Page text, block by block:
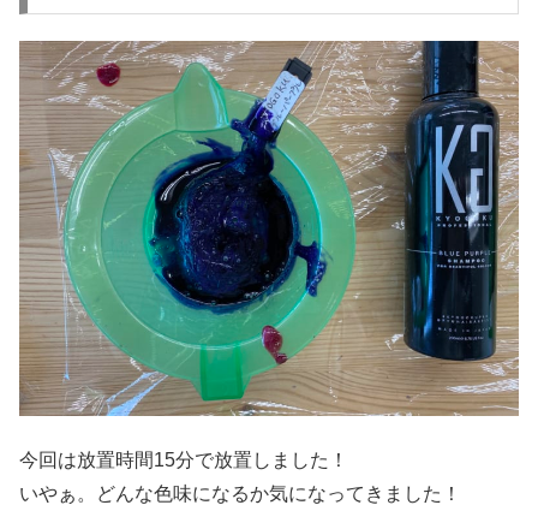
今回は放置時間15分で放置しました！
いやぁ。どんな色味になるか気になってきました！